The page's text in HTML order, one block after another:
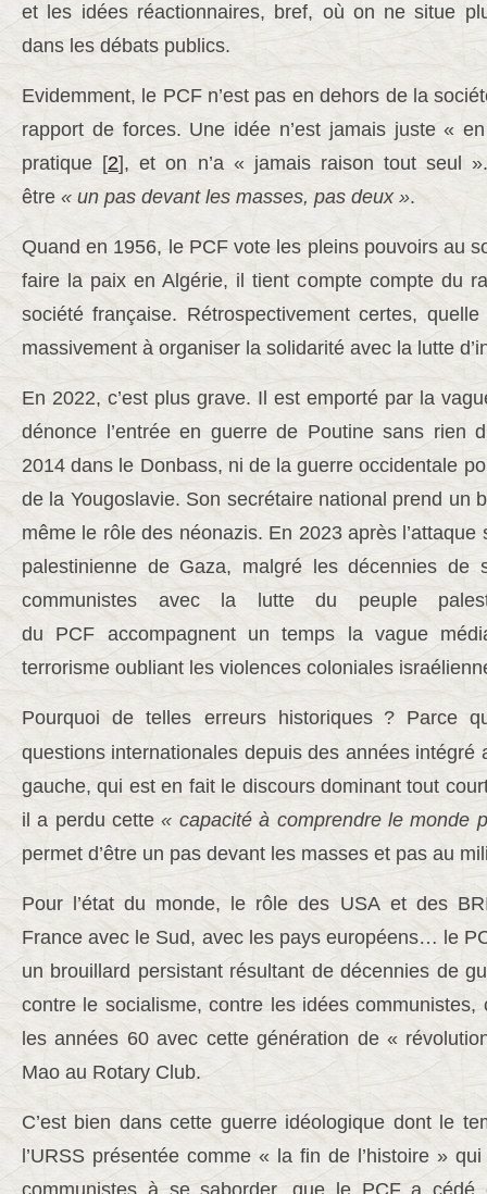
et les idées réactionnaires, bref, où on ne situe
dans les débats publics.
Evidemment, le PCF n’est pas en dehors de la
rapport de forces. Une idée n’est jamais juste «
pratique [2], et on n’a « jamais raison tout seul
être « un pas devant les masses, pas deux ».
Quand en 1956, le PCF vote les pleins pouvoirs au
faire la paix en Algérie, il tient compte compte du
société française. Rétrospectivement certes,
massivement à organiser la solidarité avec la lutte
En 2022, c’est plus grave. Il est emporté par la
dénonce l’entrée en guerre de Poutine sans rien
2014 dans le Donbass, ni de la guerre occidentale
de la Yougoslavie. Son secrétaire national prend un
même le rôle des néonazis. En 2023 après
palestinienne de Gaza, malgré les décennies de
communistes avec la lutte du peuple
du PCF accompagnent un temps la vague
terrorisme oubliant les violences coloniales
Pourquoi de telles erreurs historiques ? Parce
questions internationales depuis des années intégré
gauche, qui est en fait le discours dominant tout
il a perdu cette« capacité à comprendre le monde
permet d’être un pas devant les masses et pas au
Pour l’état du monde, le rôle des USA et des
France avec le Sud, avec les pays européens… le
un brouillard persistant résultant de décennies de
contre le socialisme, contre les idées communistes,
les années 60 avec cette génération de «
Mao au Rotary Club.
C’est bien dans cette guerre idéologique dont le
l’URSS présentée comme « la fin de l’histoire »
communistes à se saborder, que le PCF a cédé